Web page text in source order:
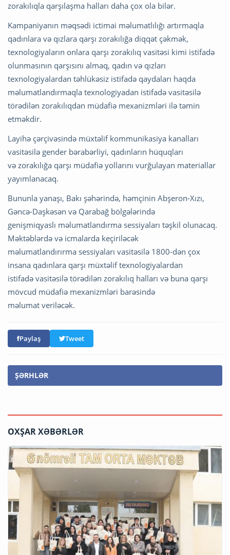
zorakılıqla qarşılaşma halları daha çox ola bilər.
Kampaniyanın məqsədi ictimai məlumatlılığı artırmaqla
qadınlara və qızlara qarşı zorakılığa diqqət çəkmək,
texnologiyaların onlara qarşı zorakılıq vasitəsi kimi istifadə
olunmasının qarşısını almaq, qadın və qızları
texnologiyalardan təhlükəsiz istifadə qaydaları haqda
məlumatlandırmaqla texnologiyadan istifadə vasitəsilə
törədilən zorakılıqdan müdafiə mexanizmləri ilə təmin
etməkdir.
Layihə çərçivəsində müxtəlif kommunikasiya kanalları
vasitəsilə gender bərabərliyi, qadınların hüquqları
və zorakılığa qarşı müdafiə yollarını vurğulayan materiallar
yayımlanacaq.
Bununla yanaşı, Bakı şəhərində, həmçinin Abşeron-Xızı,
Gəncə-Daşkəsən və Qarabağ bölgələrində
genişmiqyaslı məlumatlandırma sessiyaları təşkil olunacaq.
Məktəblərdə və icmalarda keçiriləcək
məlumatlandırırma sessiyaları vasitəsilə 1800-dən çox
insana qadınlara qarşı müxtəlif texnologiyalardan
istifadə vasitəsilə törədilən zorakılıq halları və buna qarşı
mövcud müdafiə mexanizmləri barəsində
məlumat veriləcək.
Paylaş Tweet
ŞƏRHLƏR
OXŞAR XƏBƏRLƏR